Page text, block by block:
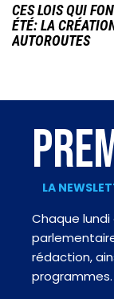
CES LOIS QUI
ÉTÉ: LA
AUTOROUTES
LA
Chaque lundi
rédaction,
programmes.